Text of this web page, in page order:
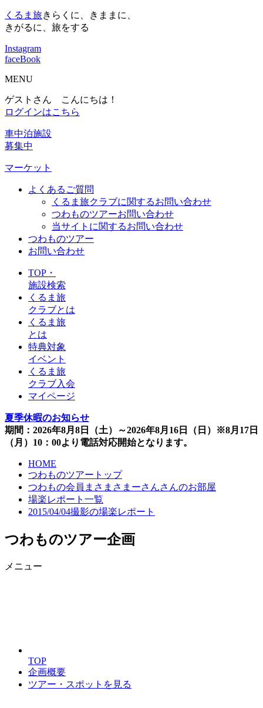
くるま旅きらくに、きままに、
きがるに、旅をする
Instagram
faceBook
MENU
ゲストさん こんにちは！
ログインはこちら
車中泊施設
募集中
マーケット
よくあるご質問
くるま旅クラブに関するお問い合わせ
つわものツアーお問い合わせ
当サイトに関するお問い合わせ
つわものツアー
お問い合わせ
TOP・
施設検索
くるま旅
クラブとは
くるま旅
とは
特典対象
イベント
くるま旅
クラブ入会
マイページ
夏季休暇のお知らせ
期間：2026年8月8日（土）～2026年8月16日（日）※8月17日
（月）10：00より電話対応開始となります。
HOME
つわものツアートップ
つわもの会員まさまさまーさんさんのお部屋
場楽レポート一覧
2015/04/04撮影の場楽レポート
つわものツアー企画
メニュー
TOP
企画概要
ツアー・スポットを見る